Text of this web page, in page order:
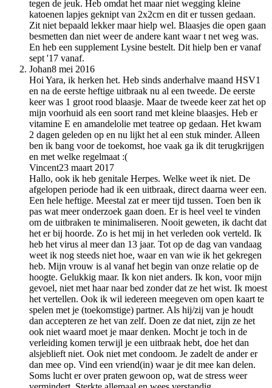
tegen de jeuk. Heb omdat het maar niet wegging kleine
katoenen lapjes geknipt van 2x2cm en dit er tussen gedaan.
Zit niet bepaald lekker maar hielp wel. Blaasjes die open gaan
besmetten dan niet weer de andere kant waar t net weg was.
En heb een supplement Lysine bestelt. Dit hielp ben er vanaf
sept '17 vanaf.
Johan8 mei 2016
Hoi Yara, ik herken het. Heb sinds anderhalve maand HSV1
en na de eerste heftige uitbraak nu al een tweede. De eerste
keer was 1 groot rood blaasje. Maar de tweede keer zat het op
mijn voorhuid als een soort rand met kleine blaasjes. Heb er
vitamine E en amandelolie met teatree op gedaan. Het kwam
2 dagen geleden op en nu lijkt het al een stuk minder. Alleen
ben ik bang voor de toekomst, hoe vaak ga ik dit terugkrijgen
en met welke regelmaat :(
Vincent23 maart 2017
Hallo, ook ik heb genitale Herpes. Welke weet ik niet. De
afgelopen periode had ik een uitbraak, direct daarna weer een.
Een hele heftige. Meestal zat er meer tijd tussen. Toen ben ik
pas wat meer onderzoek gaan doen. Er is heel veel te vinden
om de uitbraken te minimaliseren. Nooit geweten, ik dacht dat
het er bij hoorde. Zo is het mij in het verleden ook verteld. Ik
heb het virus al meer dan 13 jaar. Tot op de dag van vandaag
weet ik nog steeds niet hoe, waar en van wie ik het gekregen
heb. Mijn vrouw is al vanaf het begin van onze relatie op de
hoogte. Gelukkig maar. Ik kon niet anders. Ik kon, voor mijn
gevoel, niet met haar naar bed zonder dat ze het wist. Ik moest
het vertellen. Ook ik wil iedereen meegeven om open kaart te
spelen met je (toekomstige) partner. Als hij/zij van je houdt
dan accepteren ze het van zelf. Doen ze dat niet, zijn ze het
ook niet waard moet je maar denken. Mocht je toch in de
verleiding komen terwijl je een uitbraak hebt, doe het dan
alsjeblieft niet. Ook niet met condoom. Je zadelt de ander er
dan mee op. Vind een vriend(in) waar je dit mee kan delen.
Soms lucht er over praten gewoon op, wat de stress weer